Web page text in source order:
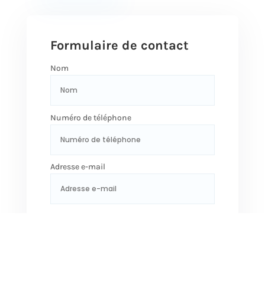
Formulaire de contact
Nom
Numéro de téléphone
Adresse e-mail